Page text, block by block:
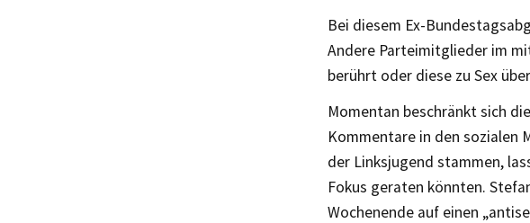
Bei diesem Ex-
Andere Parteimitglieder im
berührt oder diese zu Sex
Momentan beschränkt sich
Kommentare in den sozialen
der Linksjugend stammen,
Fokus geraten könnten.
Wochenende auf einen